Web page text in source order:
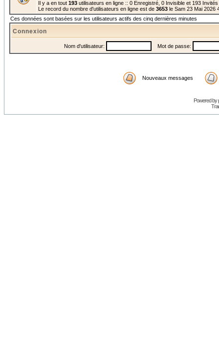
Il y a en tout 193 utilisateurs en ligne :: 0 Enregistré, 0 Invisible et 193
Le record du nombre d'utilisateurs en ligne est de 3653 le Sam 23 Mai 2026
Ces données sont basées sur les utilisateurs actifs des cinq dernières minutes
Connexion
Nom d'utilisateur: Mot de passe:
Nouveaux messages
Powered by